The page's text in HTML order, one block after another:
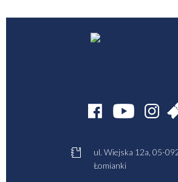
ul. Wiejska 12a, 05-
Łomianki